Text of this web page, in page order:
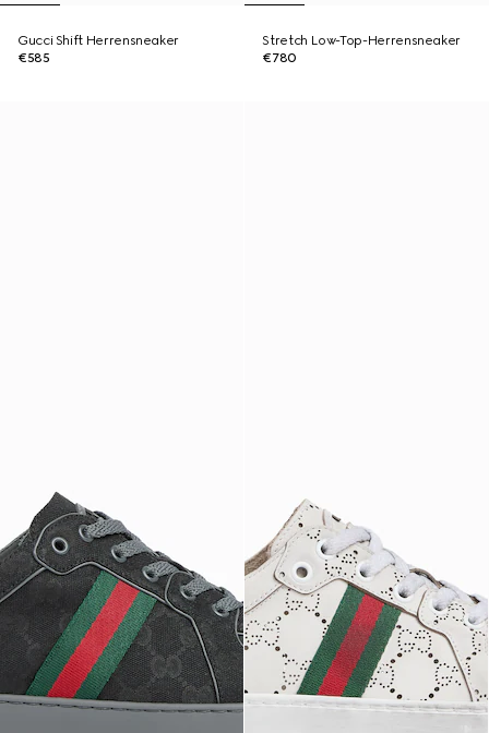
Gucci Shift Herrensneaker
€585
Stretch Low-Top-Herrensneaker
€780